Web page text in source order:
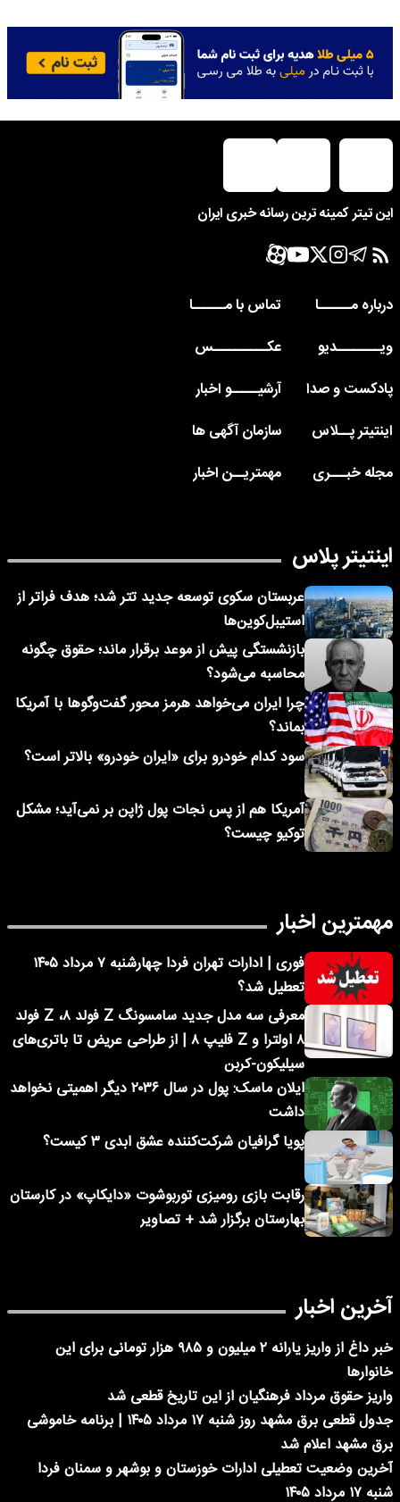
این تیتر کمینه ترین رسانه خبری ایران
درباره مــــــا
تماس با مــــــا
ویــــــــدیو
عکــــــــــس
پادکست و صدا
آرشیـــــو اخبار
اینتیتر پــلاس
سازمان آگهی ها
مجله خبـــری
مهمتریــن اخبار
اینتیتر پلاس
عربستان سکوی توسعه جدید تتر شد؛ هدف فراتر از
استیبل‌کوین‌ها
بازنشستگی پیش از موعد برقرار ماند؛ حقوق چگونه
محاسبه می‌شود؟
چرا ایران می‌خواهد هرمز محور گفت‌وگوها با آمریکا
بماند؟
سود کدام خودرو برای «ایران خودرو» بالاتر است؟
آمریکا هم از پس نجات پول ژاپن بر نمی‌آید؛ مشکل
توکیو چیست؟
مهمترین اخبار
فوری | ادارات تهران فردا چهارشنبه ۷ مرداد ۱۴۰۵
تعطیل شد؟
معرفی سه مدل جدید سامسونگ Z فولد ۸، Z فولد
۸ اولترا و Z فلیپ ۸ | از طراحی عریض تا باتری‌های
سیلیکون-کربن
ایلان ماسک: پول در سال ۲۰۳۶ دیگر اهمیتی نخواهد
داشت
پویا گرافیان شرکت‌کننده عشق ابدی ۳ کیست؟
رقابت بازی رومیزی توربوشوت «دایکاپ» در کارستان
بهارستان برگزار شد + تصاویر
آخرین اخبار
خبر داغ از واریز یارانه ۲ میلیون و ۹۸۵ هزار تومانی برای این
خانوارها
واریز حقوق مرداد فرهنگیان از این تاریخ قطعی شد
جدول قطعی برق مشهد روز شنبه ۱۷ مرداد ۱۴۰۵ | برنامه خاموشی
برق مشهد اعلام شد
آخرین وضعیت تعطیلی ادارات خوزستان و بوشهر و سمنان فردا
شنبه ۱۷ مرداد ۱۴۰۵